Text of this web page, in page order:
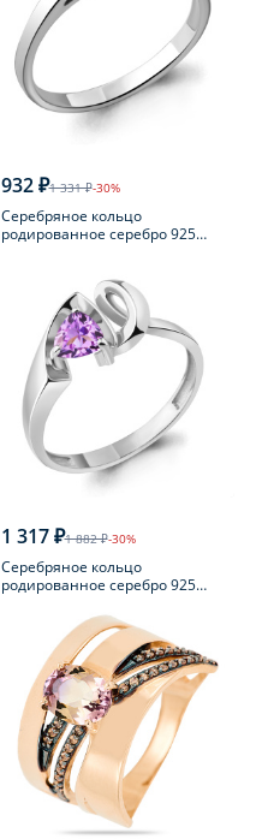
932 ₽1 331 ₽-30%
Серебряное кольцо
родированное серебро 925
1 317 ₽1 882 ₽-30%
Серебряное кольцо
родированное серебро 925